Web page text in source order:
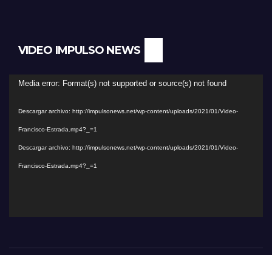
VIDEO IMPULSO NEWS
Reproductor
Media error: Format(s) not supported or source(s) not found
Descargar archivo: http://impulsonews.net/wp-content/uploads/2021/01/Video-
Francisco-Estrada.mp4?_=1
Descargar archivo: http://impulsonews.net/wp-content/uploads/2021/01/Video-
Francisco-Estrada.mp4?_=1